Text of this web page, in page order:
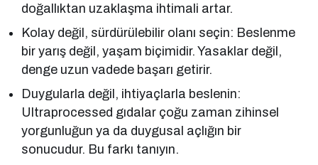
doğallıktan uzaklaşma ihtimali artar.
Kolay değil, sürdürülebilir olanı seçin: Beslenme
bir yarış değil, yaşam biçimidir. Yasaklar değil,
denge uzun vadede başarı getirir.
Duygularla değil, ihtiyaçlarla beslenin:
Ultraprocessed gıdalar çoğu zaman zihinsel
yorgunluğun ya da duygusal açlığın bir
sonucudur. Bu farkı tanıyın.